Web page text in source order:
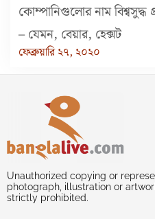
কোম্পানিগুলোর নাম বিশ্বসুদ্ধ
– যেমন, বেয়ার, হেক্সট
ফেব্রুয়ারি ২৭, ২০২০
Unauthorized copying or
photograph, illustration or
strictly prohibited.